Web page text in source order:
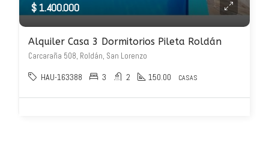
$ 1.400.000
Alquiler Casa 3 Dormitorios Pileta Roldán
Carcaraña 508, Roldán, San Lorenzo
HAU-163388 3 2 150.00 CASAS